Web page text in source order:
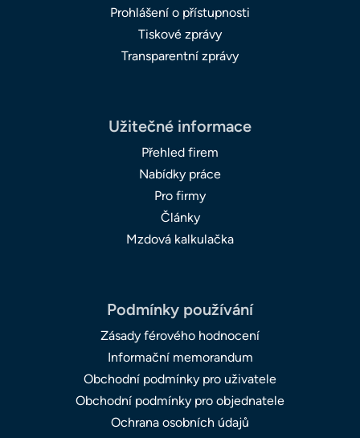
Prohlášení o přístupnosti
Tiskové zprávy
Transparentní zprávy
Užitečné informace
Přehled firem
Nabídky práce
Pro firmy
Články
Mzdová kalkulačka
Podmínky používání
Zásady férového hodnocení
Informační memorandum
Obchodní podmínky pro uživatele
Obchodní podmínky pro objednatele
Ochrana osobních údajů